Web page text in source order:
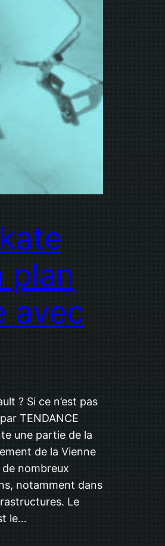
plan
avec
? Si ce n’est pas
TENDANCE
une partie de la
de la Vienne
nombreux
notamment dans
Le
le…